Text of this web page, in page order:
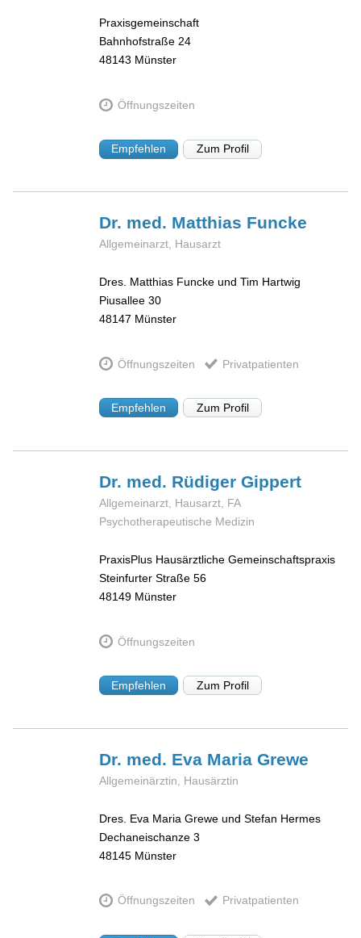
Praxisgemeinschaft
Bahnhofstraße 24
48143 Münster
Öffnungszeiten
Empfehlen Zum Profil
Dr. med. Matthias Funcke
Allgemeinarzt, Hausarzt
Dres. Matthias Funcke und Tim Hartwig
Piusallee 30
48147 Münster
Öffnungszeiten Privatpatienten
Empfehlen Zum Profil
Dr. med. RüdigerGippert
Allgemeinarzt, Hausarzt, FA
Psychotherapeutische Medizin
PraxisPlus Hausärztliche Gemeinschaftspraxis
Steinfurter Straße 56
48149 Münster
Öffnungszeiten
Empfehlen Zum Profil
Dr. med. Eva MariaGrewe
Allgemeinärztin, Hausärztin
Dres. Eva Maria Grewe und Stefan Hermes
Dechaneischanze 3
48145 Münster
Öffnungszeiten Privatpatienten